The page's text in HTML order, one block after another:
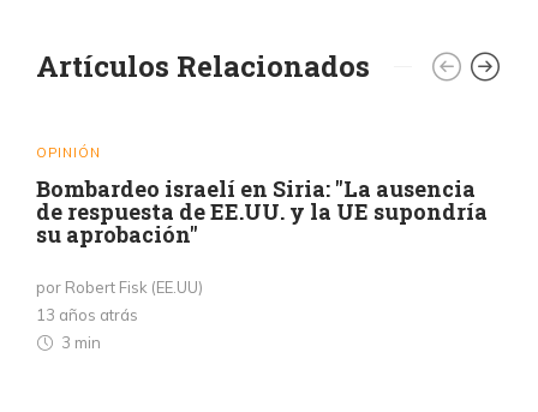
Artículos Relacionados
OPINIÓN
Bombardeo israelí en Siria: "La ausencia
de respuesta de EE.UU. y la UE supondría
su aprobación"
por Robert Fisk (EE.UU)
13 años atrás
3 min